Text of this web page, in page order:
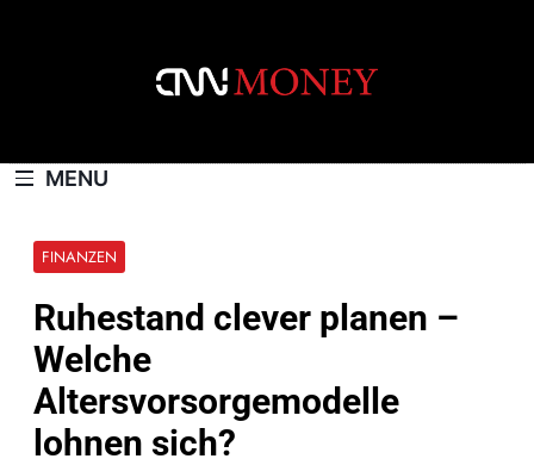
MENU
FINANZEN
Ruhestand clever planen –
Welche
Altersvorsorgemodelle
lohnen sich?